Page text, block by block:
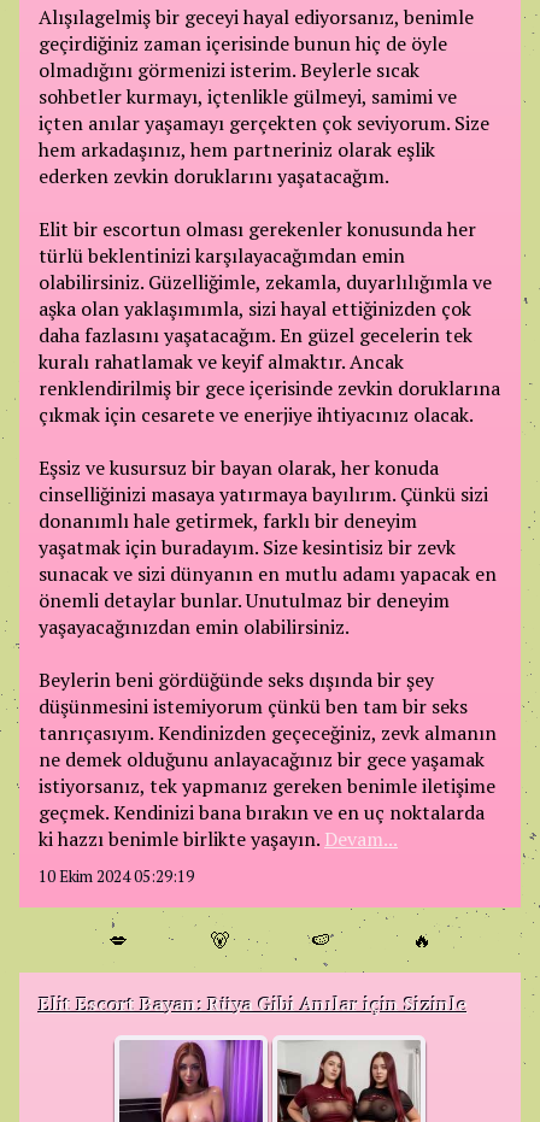
Alışılagelmiş bir geceyi hayal ediyorsanız, benimle
geçirdiğiniz zaman içerisinde bunun hiç de öyle
olmadığını görmenizi isterim. Beylerle sıcak
sohbetler kurmayı, içtenlikle gülmeyi, samimi ve
içten anılar yaşamayı gerçekten çok seviyorum. Size
hem arkadaşınız, hem partneriniz olarak eşlik
ederken zevkin doruklarını yaşatacağım.
Elit bir escortun olması gerekenler konusunda her
türlü beklentinizi karşılayacağımdan emin
olabilirsiniz. Güzelliğimle, zekamla, duyarlılığımla ve
aşka olan yaklaşımımla, sizi hayal ettiğinizden çok
daha fazlasını yaşatacağım. En güzel gecelerin tek
kuralı rahatlamak ve keyif almaktır. Ancak
renklendirilmiş bir gece içerisinde zevkin doruklarına
çıkmak için cesarete ve enerjiye ihtiyacınız olacak.
Eşsiz ve kusursuz bir bayan olarak, her konuda
cinselliğinizi masaya yatırmaya bayılırım. Çünkü sizi
donanımlı hale getirmek, farklı bir deneyim
yaşatmak için buradayım. Size kesintisiz bir zevk
sunacak ve sizi dünyanın en mutlu adamı yapacak en
önemli detaylar bunlar. Unutulmaz bir deneyim
yaşayacağınızdan emin olabilirsiniz.
Beylerin beni gördüğünde seks dışında bir şey
düşünmesini istemiyorum çünkü ben tam bir seks
tanrıçasıyım. Kendinizden geçeceğiniz, zevk almanın
ne demek olduğunu anlayacağınız bir gece yaşamak
istiyorsanız, tek yapmanız gereken benimle iletişime
geçmek. Kendinizi bana bırakın ve en uç noktalarda
ki hazzı benimle birlikte yaşayın. Devam...
10 Ekim 2024 05:29:19
💋 🐻 🍉 🔥
Elit Escort Bayan: Rüya Gibi Anılar için Sizinle